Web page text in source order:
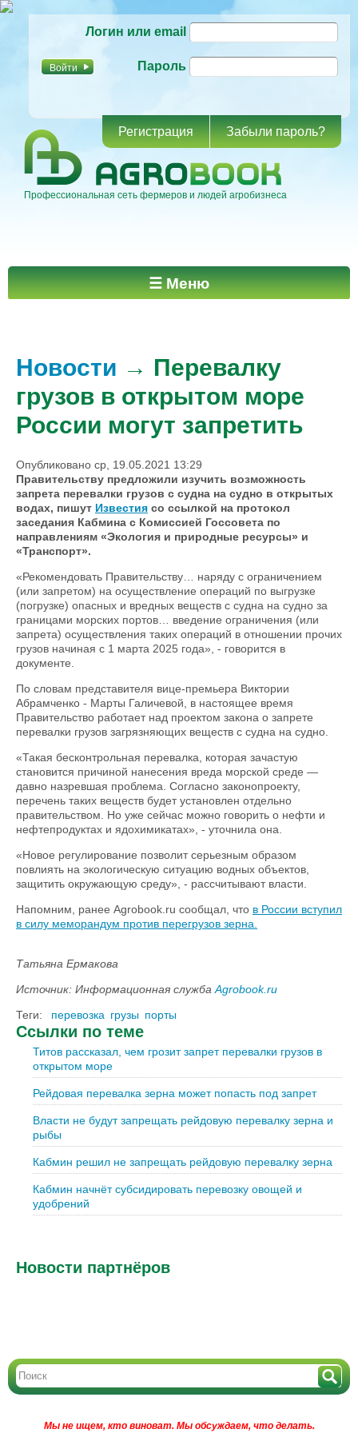
основному
Логин или email
Пароль
Регистрация Забыли пароль?
Профессиональная сеть фермеров и людей агробизнеса
Главное меню ☰ Меню
Новости → Перевалку
грузов в открытом море
России могут запретить
Опубликовано ср, 19.05.2021 13:29
Правительству предложили изучить возможность
запрета перевалки грузов с судна на судно в открытых
водах, пишут Известия со ссылкой на протокол
заседания Кабмина с Комиссией Госсовета по
направлениям «Экология и природные ресурсы» и
«Транспорт».
«Рекомендовать Правительству… наряду с ограничением
(или запретом) на осуществление операций по выгрузке
(погрузке) опасных и вредных веществ с судна на судно за
границами морских портов… введение ограничения (или
запрета) осуществления таких операций в отношении прочих
грузов начиная с 1 марта 2025 года», - говорится в
документе.
По словам представителя вице-премьера Виктории
Абрамченко - Марты Галичевой, в настоящее время
Правительство работает над проектом закона о запрете
перевалки грузов загрязняющих веществ с судна на судно.
«Такая бесконтрольная перевалка, которая зачастую
становится причиной нанесения вреда морской среде —
давно назревшая проблема. Согласно законопроекту,
перечень таких веществ будет установлен отдельно
правительством. Но уже сейчас можно говорить о нефти и
нефтепродуктах и ядохимикатах», - уточнила она.
«Новое регулирование позволит серьезным образом
повлиять на экологическую ситуацию водных объектов,
защитить окружающую среду», - рассчитывают власти.
Напомним, ранее Agrobook.ru сообщал, что в России вступил
в силу меморандум против перегрузов зерна.
Татьяна Ермакова
Источник: Информационная служба Agrobook.ru
Теги:
перевозка грузы порты
Ссылки по теме
Титов рассказал, чем грозит запрет перевалки грузов в
открытом море
Рейдовая перевалка зерна может попасть под запрет
Власти не будут запрещать рейдовую перевалку зерна и
рыбы
Кабмин решил не запрещать рейдовую перевалку зерна
Кабмин начнёт субсидировать перевозку овощей и
удобрений
Новости партнёров
Мы не ищем, кто виноват. Мы обсуждаем, что делать.